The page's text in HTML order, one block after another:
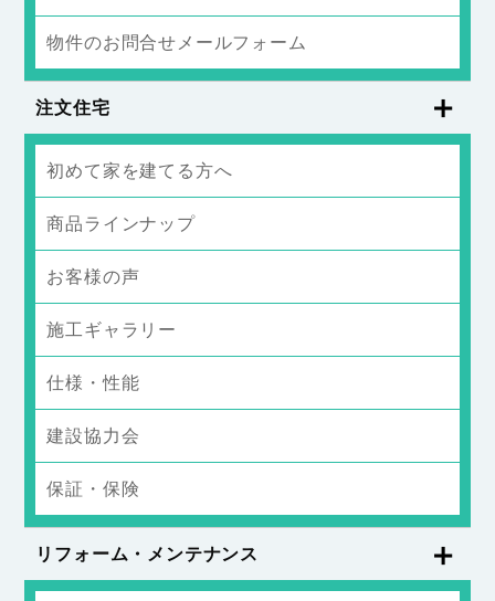
物件のお問合せメールフォーム
注文住宅
初めて家を建てる方へ
商品ラインナップ
お客様の声
施工ギャラリー
仕様・性能
建設協力会
保証・保険
リフォーム・メンテナンス